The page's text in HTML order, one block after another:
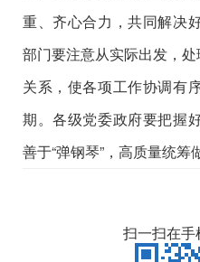
重、齐心合力，共同解决
部门要注意从实际出发，处
关系，使各项工作协调有
期。各级党委政府要把握
善于“弹钢琴”，高质量统筹
扫一扫在